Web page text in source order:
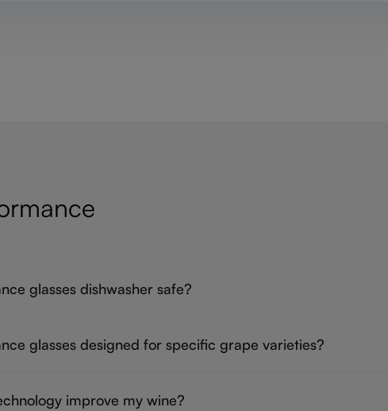
glasses dishwasher safe?
glasses designed for specific grape varieties?
improve my wine?